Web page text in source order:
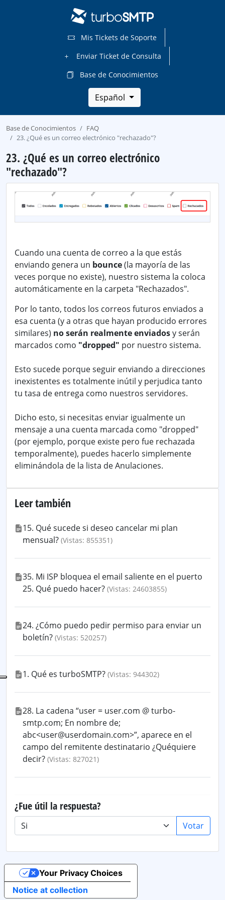
Mis Tickets de Soporte
Enviar Ticket de Consulta
Base de Conocimientos
Español
Base de Conocimientos
FAQ
23. ¿Qué es un correo electrónico "rechazado"?
23. ¿Qué es un correo electrónico
"rechazado"?
Cuando una cuenta de correo a la que estás
enviando genera un bounce(la mayoría de las
veces porque no existe), nuestro sistema la coloca
automáticamente en la carpeta "Rechazados".
Por lo tanto, todos los correos futuros enviados a
esa cuenta (y a otras que hayan producido errores
similares) no serán realmente enviadosy serán
marcados como "dropped" por nuestro sistema.
Esto sucede porque seguir enviando a direcciones
inexistentes es totalmente inútil y perjudica tanto
tu tasa de entrega como nuestros servidores.
Dicho esto, si necesitas enviar igualmente un
mensaje a una cuenta marcada como "dropped"
(por ejemplo, porque existe pero fue rechazada
temporalmente), puedes hacerlo simplemente
eliminándola de la lista de Anulaciones.
Leer también
15. Qué sucede si deseo cancelar mi plan
mensual? (Vistas: 855351)
35. Mi ISP bloquea el email saliente en el puerto
25. Qué puedo hacer? (Vistas: 24603855)
24. ¿Cómo puedo pedir permiso para enviar un
boletín? (Vistas: 520257)
1. Qué es turboSMTP? (Vistas: 944302)
28. La cadena “user = user.com @ turbo-
smtp.com; En nombre de;
abc<user@userdomain.com>”, aparece en el
campo del remitente destinatario ¿Quéquiere
decir? (Vistas: 827021)
¿Fue útil la respuesta?
Votar
Notice at collection
Your Privacy Choices